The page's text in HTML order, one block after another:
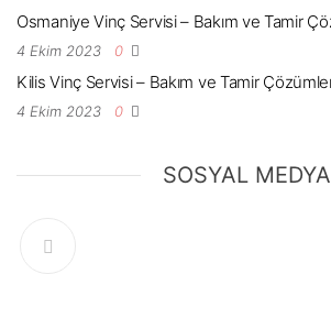
Osmaniye Vinç Servisi – Bakım ve Tamir
4 Ekim 2023 0
Kilis Vinç Servisi – Bakım ve Tamir
4 Ekim 2023 0
SOSYAL MEDYA